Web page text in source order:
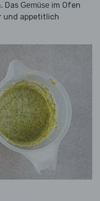
Das Gemüse im Ofen
und appetitlich